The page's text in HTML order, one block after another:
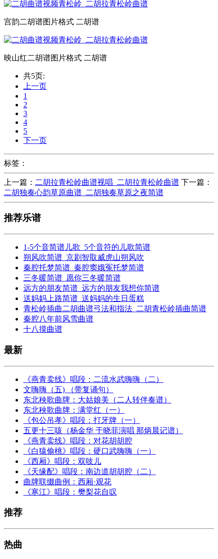
宫韵二胡谱图片格式 二胡谱
映山红二胡谱图片格式 二胡谱
共5页:
上一页
1
2
3
4
5
下一页
标签：
上一篇： 二胡拉青松岭曲谱视唱_二胡拉青松岭曲谱 下一篇：
二胡独奏心韵草原曲谱_二胡独奏草原之夜简谱
推荐乐谱
1-5个音简谱儿歌_5个音符的儿歌简谱
朔风吹简谱_京剧智取威虎山朔风吹
秦腔托梦简谱_秦腔窦娥冤托梦简谱
三冬暖简谱_愿你三冬暖简谱
远方的朋友简谱_远方的朋友我想你简谱
送妈妈上路简谱_送妈妈的生日蛋糕
青松岭插曲二胡曲谱弓法和指法_二胡青松岭插曲简谱
秦腔八年前风雪曲谱
十八摸曲谱
最新
《燕青卖线》唱段：二流水武嗨嗨（二）
文嗨嗨（五) （带复诵句）
东北秧歌曲牌：大姑娘美（二人转伴奏谱）
东北秧歌曲牌：满堂红（一）
《包公吊孝》唱段：打牙牌（一）
五更十三咳（杨金华 于晓菲演唱 那炳晨记谱）
《燕青卖线》唱段：对花胡胡腔
《白猿偷桃》唱段：硬口武嗨嗨（一）
《西厢》唱段：双吱儿
《天缘配》唱段：南边道胡胡腔（二）
曲牌联缀曲例：西厢·观花
《寒江》唱段：樊梨花自叹
推荐
热曲